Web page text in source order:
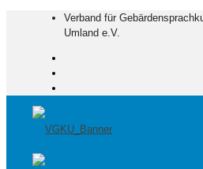
Verband für
Umland e.V.